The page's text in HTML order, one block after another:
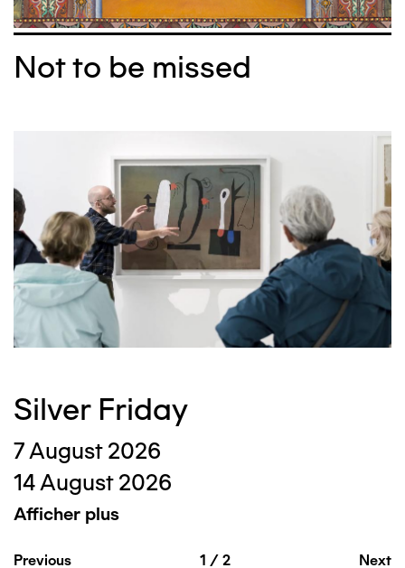
Not to be missed
Silver Friday
7 August 2026
14 August 2026
Afficher plus
Previous 1 / 2 Next